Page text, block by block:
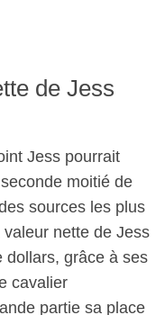
de Jess
Jess pourrait
moitié de
sources les plus
nette de Jess
dollars, grâce à ses
cavalier
partie sa place